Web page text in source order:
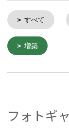
すべて
増築
フォトギ